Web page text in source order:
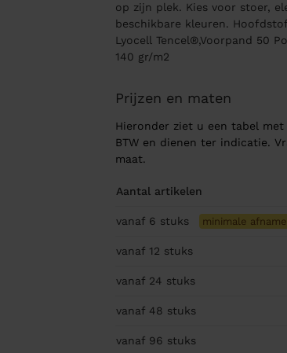
op zijn plek. Kies voor stoer,
beschikbare kleuren.
Lyocell Tencel®,Voorpand 50
140 gr/m2
Prijzen en maten
Hieronder ziet u een tabel
BTW en dienen ter indicatie.
maat.
Aantal artikelen
vanaf 6 stuks minimale afname
vanaf 12 stuks
vanaf 24 stuks
vanaf 48 stuks
vanaf 96 stuks